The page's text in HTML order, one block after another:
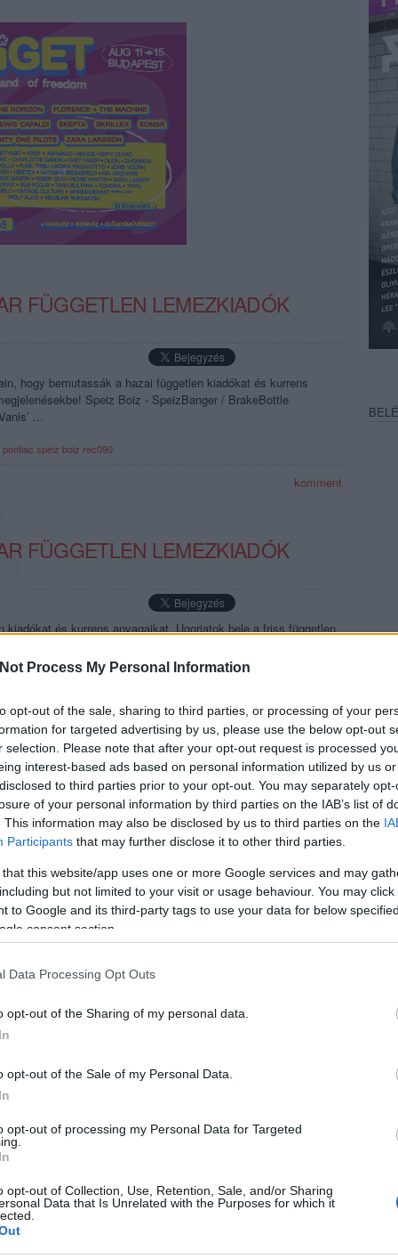
Process My Personal Information
opt-out of the sale, sharing to third parties, or processing of your
for targeted advertising by us, please use the below opt-out
selection. Please note that after your opt-out request is processed
interest-based ads based on personal information utilized by us
to third parties prior to your opt-out. You may separately
of your personal information by third parties on the IAB’s list of
This information may also be disclosed by us to third parties on the
Participants that may further disclose it to other third parties.
that this website/app uses one or more Google services and may
but not limited to your visit or usage behaviour. You may
to Google and its third-party tags to use your data for below
consent section.
Data Processing Opt Outs
opt-out of the Sharing of my personal data.
opt-out of the Sale of my Personal Data.
opt-out of processing my Personal Data for Targeted
opt-out of Collection, Use, Retention, Sale, and/or Sharing
Data that Is Unrelated with the Purposes for which it
FÜGGETLEN LEMEZKIADÓK
hogy bemutassák a hazai független kiadókat és kurrens
Speiz Boiz - SpeizBanger / BrakeBottle
...
pontiac speiz boiz rec090
komment
FÜGGETLEN LEMEZKIADÓK
és kurrens anyagaikat. Ugorjatok bele a friss független
2021.07.18.) “Imádjuk az egyszerű, zsigeri tánczenét –
komment
FÜGGETLEN LEMEZKIADÓK
hogy bemutassa a hazai független kiadókat és kurrens
Boom'n'Bang: Eruption EP (Prepost Records,
n bangrec112
FÜGGETLEN LEMEZKIADÓK
hogy bemutassa a hazai független kiadókat és kurrens
Minimyst: Aquincum (Launching Gagarin
év ...
the hybrid drummer duo rec110